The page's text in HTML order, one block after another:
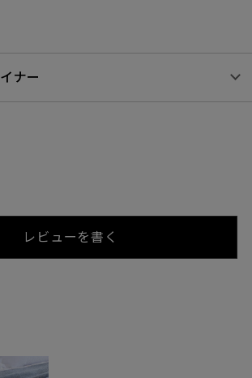
ナー
レビューを書く